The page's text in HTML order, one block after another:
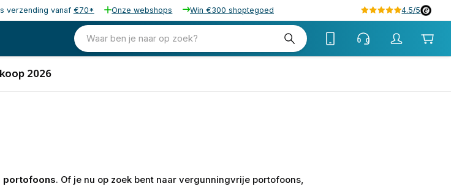
verzending vanaf €70* Onze webshops Win €300 shoptegoed 4.5/5
Waar ben je naar op zoek?
2026
portofoons. Of je nu op zoek bent naar vergunningvrije portofoons,